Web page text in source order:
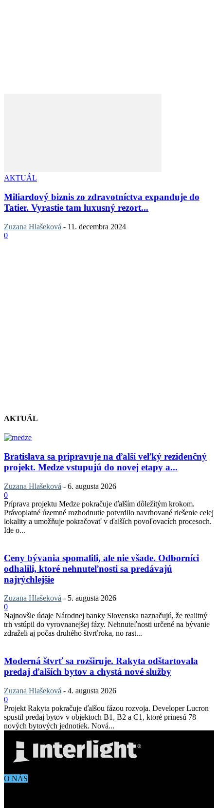
AKTUÁL
Miliardový biznis zo zdravotníctva expanduje do
Tatier. Vyrastie tam luxusný rezort...
Zuzana Hlašeková - 11. decembra 2024
0
AKTUÁL
Bratislava sa pripravuje na ďalší veľký rezidenčný
projekt. Medze vstupujú do novej etapy a...
Zuzana Hlašeková - 6. augusta 2026
0
Príprava projektu Medze pokračuje ďalším dôležitým krokom.
Právoplatné územné rozhodnutie potvrdilo navrhované riešenie celej
lokality a umožňuje pokračovať v ďalších povoľovacích procesoch.
Ide o...
Ceny bývania spomalili, ale nie všade. Odborníci
odhalili, ktoré nehnuteľnosti sa predávajú
najrýchlejšie
Zuzana Hlašeková - 5. augusta 2026
0
Najnovšie údaje Národnej banky Slovenska naznačujú, že realitný
trh vstúpil do vyrovnanejšej fázy. Nehnuteľnosti určené na bývanie
zdraželi aj počas druhého štvrťroka, no rast...
Moderná štvrť sa rozširuje. Rakyta odštartovala
predaj ďalších bytov a chystá nové služby
Zuzana Hlašeková - 4. augusta 2026
0
Projekt Rakyta pokračuje ďalšou fázou rozvoja. Developer Lucron
spustil predaj bytov v objektoch B1, B2 a C1, ktoré prinesú 78
nových bytových jednotiek. Nová...
O NÁS